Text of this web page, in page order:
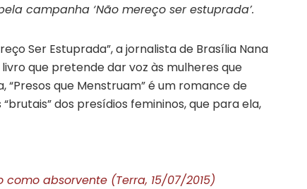
campanha ‘Não mereço ser estuprada’.
Ser Estuprada”, a jornalista de Brasília Nana
que pretende dar voz às mulheres que
“Presos que Menstruam” é um romance de
dos presídios femininos, que para ela,
absorvente (Terra, 15/07/2015)